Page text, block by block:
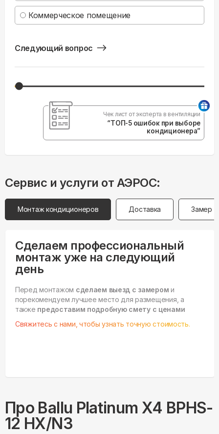
Коммерческое помещение
Следующий вопрос
Чек лист от эксперта в вентиляции
“ТОП-5 ошибок при выборе
кондиционера”
Сервис и услуги от АЭРОС:
Монтаж кондиционеров Доставка Замер
Сделаем профессиональный
монтаж уже на следующий
день
Перед монтажом сделаем выезд с замером и
порекомендуем лучшее место для размещения, а
также предоставим подробную смету с ценами
Свяжитесь с нами, чтобы узнать точную стоимость.
Про Ballu Platinum X4 BPHS-
12 HX/N3